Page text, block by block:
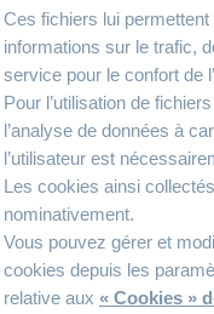
Ces fichiers lui
informations sur le trafic,
service pour le confort de
Pour l’utilisation de
l’analyse de données à
l’utilisateur est
Les cookies ainsi
nominativement.
Vous pouvez gérer et
cookies depuis les
relative aux « Cookies »